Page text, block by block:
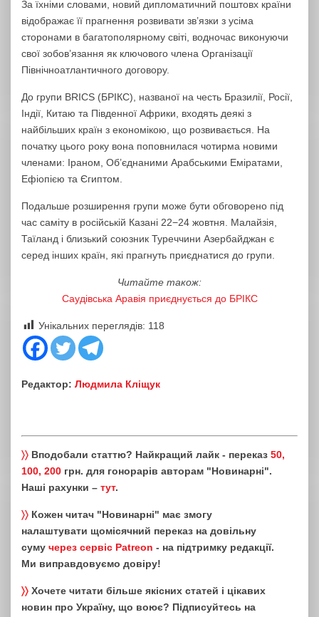
За їхніми словами, новий дипломатичний поштовх країни
відображає її прагнення розвивати зв’язки з усіма
сторонами в багатополярному світі, водночас виконуючи
свої зобов’язання як ключового члена Організації
Північноатлантичного договору.
До групи BRICS (БРІКС), названої на честь Бразилії, Росії,
Індії, Китаю та Південної Африки, входять деякі з
найбільших країн з економікою, що розвивається. На
початку цього року вона поповнилася чотирма новими
членами: Іраном, Об’єднаними Арабськими Еміратами,
Ефіопією та Єгиптом.
Подальше розширення групи може бути обговорено під
час саміту в російській Казані 22−24 жовтня. Малайзія,
Таїланд і близький союзник Туреччини Азербайджан є
серед інших країн, які прагнуть приєднатися до групи.
Читайте також:
Саудівська Аравія приєднується до БРІКС
Унікальних переглядів: 118
Редактор: Людмила Кліщук
〉〉 Вподобали статтю? Найкращий лайк - переказ 50,
100, 200 грн. для гонорарів авторам "Новинарні".
Наші рахунки – тут.
〉〉 Кожен читач "Новинарні" має змогу
налаштувати щомісячний переказ на довільну
суму через сервіс Patreon - на підтримку редакції.
Ми виправдовуємо довіру!
〉〉 Хочете читати більше якісних статей і цікавих
новин про Україну, що воює? Підписуйтесь на